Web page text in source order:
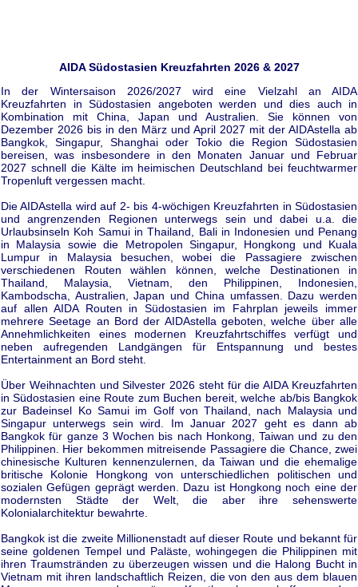
AIDA Südostasien Kreuzfahrten 2026 & 2027
In der Wintersaison 2026/2027 wird eine Vielzahl an AIDA
Kreuzfahrten in Südostasien angeboten werden und dies auch in
Kombination mit China, Japan und Australien. Sie können von
Dezember 2026 bis in den März und April 2027 mit der AIDAstella ab
Bangkok, Singapur, Shanghai oder Tokio die Region Südostasien
bereisen, was insbesondere in den Monaten Januar und Februar
2027 schnell die Kälte im heimischen Deutschland bei feuchtwarmer
Tropenluft vergessen macht.
Die AIDAstella wird auf 2- bis 4-wöchigen Kreuzfahrten in Südostasien
und angrenzenden Regionen unterwegs sein und dabei u.a. die
Urlaubsinseln Koh Samui in Thailand, Bali in Indonesien und Penang
in Malaysia sowie die Metropolen Singapur, Hongkong und Kuala
Lumpur in Malaysia besuchen, wobei die Passagiere zwischen
verschiedenen Routen wählen können, welche Destinationen in
Thailand, Malaysia, Vietnam, den Philippinen, Indonesien,
Kambodscha, Australien, Japan und China umfassen. Dazu werden
auf allen AIDA Routen in Südostasien im Fahrplan jeweils immer
mehrere Seetage an Bord der AIDAstella geboten, welche über alle
Annehmlichkeiten eines modernen Kreuzfahrtschiffes verfügt und
neben aufregenden Landgängen für Entspannung und bestes
Entertainment an Bord steht.
Über Weihnachten und Silvester 2026 steht für die AIDA Kreuzfahrten
in Südostasien eine Route zum Buchen bereit, welche ab/bis Bangkok
zur Badeinsel Ko Samui im Golf von Thailand, nach Malaysia und
Singapur unterwegs sein wird. Im Januar 2027 geht es dann ab
Bangkok für ganze 3 Wochen bis nach Honkong, Taiwan und zu den
Philippinen. Hier bekommen mitreisende Passagiere die Chance, zwei
chinesische Kulturen kennenzulernen, da Taiwan und die ehemalige
britische Kolonie Hongkong von unterschiedlichen politischen und
sozialen Gefügen geprägt werden. Dazu ist Hongkong noch eine der
modernsten Städte der Welt, die aber ihre sehenswerte
Kolonialarchitektur bewahrte.
Bangkok ist die zweite Millionenstadt auf dieser Route und bekannt für
seine goldenen Tempel und Paläste, wohingegen die Philippinen mit
ihren Traumstränden zu überzeugen wissen und die Halong Bucht in
Vietnam mit ihren landschaftlich Reizen, die von den aus dem blauen